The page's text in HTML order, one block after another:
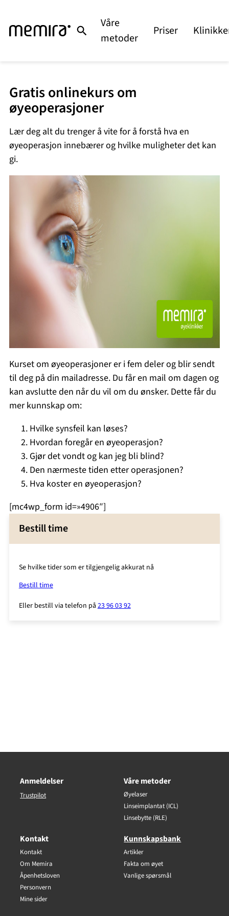
innhold
Våre
metoder
Priser
Gratis onlinekurs om
øyeoperasjoner
Lær deg alt du trenger å vite for å forstå hva en
øyeoperasjon innebærer og hvilke muligheter det kan
gi.
Kurset om øyeoperasjoner er i fem deler og blir sendt
til deg på din mailadresse. Du får en mail om dagen og
kan avslutte den når du vil om du ønsker. Dette får du
mer kunnskap om:
Hvilke synsfeil kan løses?
Hvordan foregår en øyeoperasjon?
Gjør det vondt og kan jeg bli blind?
Den nærmeste tiden etter operasjonen?
Hva koster en øyeoperasjon?
[mc4wp_form id=»4906″]
Bestill time
Se hvilke tider som er tilgjengelig akkurat nå
Bestill time
Eller bestill via telefon på 23 96 03 92
Anmeldelser
Trustpilot
Våre metoder
Øyelaser
Linseimplantat (ICL)
Linsebytte (RLE)
Kontakt
Kontakt
Om Memira
Åpenhetsloven
Personvern
Mine sider
Kunnskapsbank
Artikler
Fakta om øyet
Vanlige spørsmål